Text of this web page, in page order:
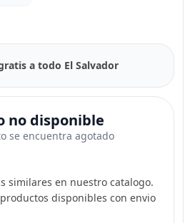
a todo El Salvador
no disponible
se encuentra agotado
similares en nuestro catalogo.
disponibles con envio